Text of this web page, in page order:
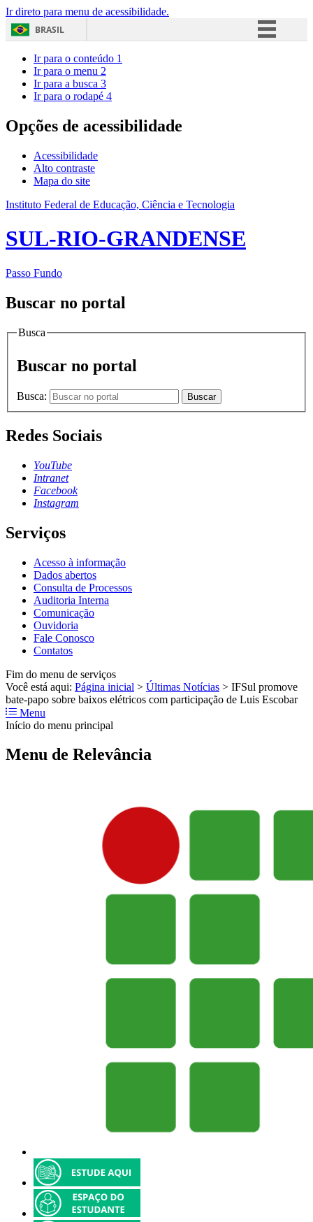
Ir direto para menu de acessibilidade.
BRASIL
Acesso à informação
Ir para o conteúdo 1
Ir para o menu 2
Ir para a busca 3
Ir para o rodapé 4
Opções de acessibilidade
Acessibilidade
Alto contraste
Mapa do site
Instituto Federal de Educação, Ciência e Tecnologia
SUL-RIO-GRANDENSE
Passo Fundo
Buscar no portal
Busca
Buscar no portal
Busca: Buscar
Redes Sociais
YouTube
Intranet
Facebook
Instagram
Serviços
Acesso à informação
Dados abertos
Consulta de Processos
Auditoria Interna
Comunicação
Ouvidoria
Fale Conosco
Contatos
Fim do menu de serviços
Você está aqui: Página inicial > Últimas Notícias > IFSul promove
bate-papo sobre baixos elétricos com participação de Luis Escobar
Menu
Início do menu principal
Menu de Relevância